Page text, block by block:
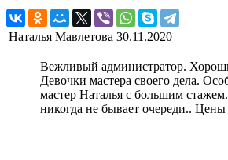
Наталья Мавлетова 30.11.2020
Вежливый администратор.
Девочки мастера своего дела.
мастер Наталья с большим
никогда не бывает очереди.. Цены